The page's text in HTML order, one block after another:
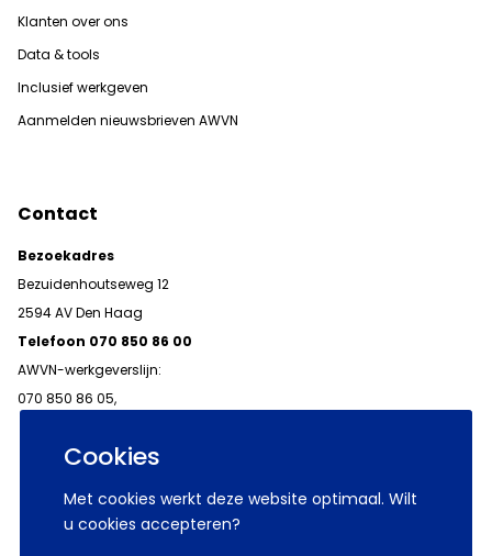
Cookies
Met cookies werkt deze website optimaal. Wilt
u cookies accepteren?
Klanten over ons
Data & tools
Inclusief werkgeven
Aanmelden nieuwsbrieven AWVN
Contact
Bezoekadres
Bezuidenhoutseweg 12
2594 AV Den Haag
Telefoon 070 850 86 00
AWVN-werkgeverslijn:
070 850 86 05,
© 2026 AWVN